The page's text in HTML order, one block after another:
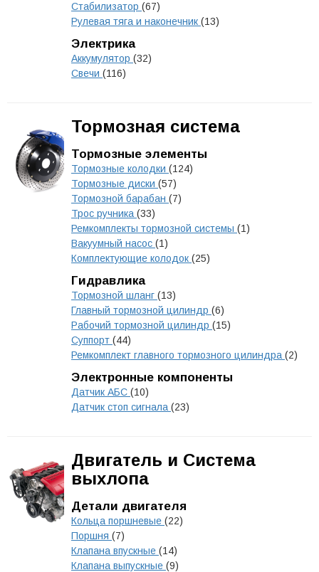
Стабилизатор (67)
Рулевая тяга и наконечник (13)
Электрика
Аккумулятор (32)
Свечи (116)
Тормозная система
Тормозные элементы
Тормозные колодки (124)
Тормозные диски (57)
Тормозной барабан (7)
Трос ручника (33)
Ремкомплекты тормозной системы (1)
Вакуумный насос (1)
Комплектующие колодок (25)
Гидравлика
Тормозной шланг (13)
Главный тормозной цилиндр (6)
Рабочий тормозной цилиндр (15)
Суппорт (44)
Ремкомплект главного тормозного цилиндра (2)
Электронные компоненты
Датчик АБС (10)
Датчик стоп сигнала (23)
Двигатель и Система
выхлопа
Детали двигателя
Кольца поршневые (22)
Поршня (7)
Клапана впускные (14)
Клапана выпускные (9)